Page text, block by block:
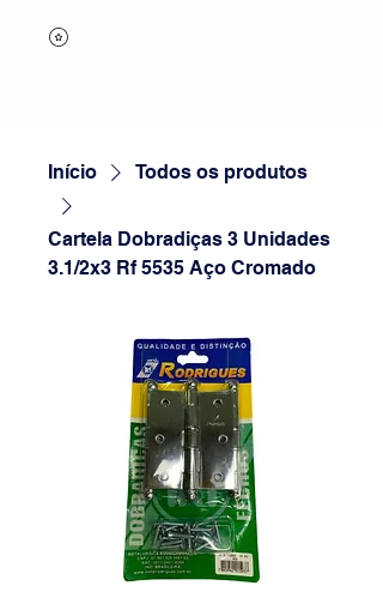
Início Todos os produtos
Cartela Dobradiças 3 Unidades
3.1/2x3 Rf 5535 Aço Cromado